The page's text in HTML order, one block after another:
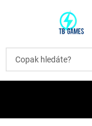
t
b